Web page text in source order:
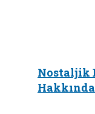
Nostaljik